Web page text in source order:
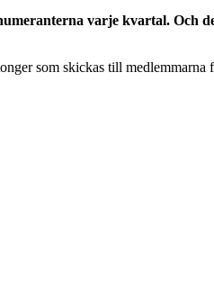
varje kvartal. Och
som skickas till